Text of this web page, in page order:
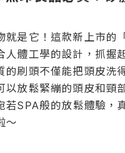
就是它！這款新上市的
人體工學的設計，抓握
的刷頭不僅能把頭皮洗
以放鬆緊繃的頭皮和頸
若SPA般的放鬆體驗，
～